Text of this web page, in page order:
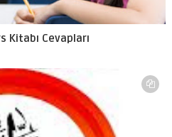
Kitabı Cevapları